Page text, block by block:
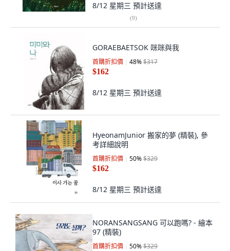
8/12 星期三 預計送達
(9)
GORAEBAETSOK 咪咪與我
首購折扣價 48%$317
$162
8/12 星期三 預計送達
HyeonamJunior 搬家的夢 (精裝), 參
考詳細說明
首購折扣價 50%$329
$162
8/12 星期三 預計送達
NORANSANGSANG 可以跑嗎? - 繪本
97 (精裝)
首購折扣價 50%$329